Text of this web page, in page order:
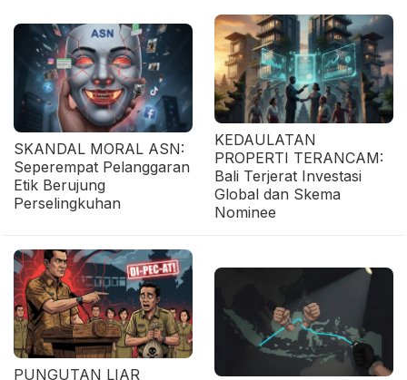
SKANDAL MORAL ASN:
Seperempat Pelanggaran
Etik Berujung
Perselingkuhan
KEDAULATAN
PROPERTI TERANCAM:
Bali Terjerat Investasi
Global dan Skema
Nominee
PUNGUTAN LIAR